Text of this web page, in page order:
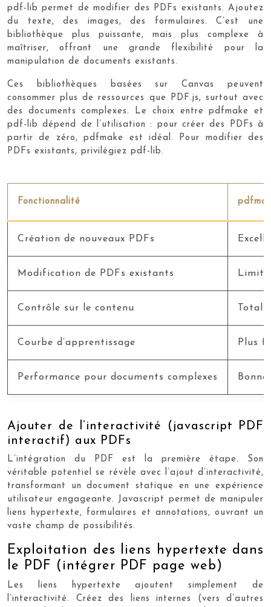
pdf-lib permet de modifier des PDFs existants. Ajoutez
du texte, des images, des formulaires. C’est une
bibliothèque plus puissante, mais plus complexe à
maîtriser, offrant une grande flexibilité pour la
manipulation de documents existants.
Ces bibliothèques basées sur Canvas peuvent
consommer plus de ressources que PDF.js, surtout avec
des documents complexes. Le choix entre pdfmake et
pdf-lib dépend de l’utilisation : pour créer des PDFs à
partir de zéro, pdfmake est idéal. Pour modifier des
PDFs existants, privilégiez pdf-lib.
Fonctionnalité
Création de nouveaux PDFs
Modification de PDFs existants
Contrôle sur le contenu Total
Courbe d’apprentissage Plus
Performance pour documents complexes Bonne
Ajouter de l’interactivité (javascript PDF
interactif) aux PDFs
L’intégration du PDF est la première étape. Son
véritable potentiel se révèle avec l’ajout d’interactivité,
transformant un document statique en une expérience
utilisateur engageante. Javascript permet de manipuler
liens hypertexte, formulaires et annotations, ouvrant un
vaste champ de possibilités.
Exploitation des liens hypertexte dans
le PDF (intégrer PDF page web)
Les liens hypertexte ajoutent simplement de
l’interactivité. Créez des liens internes (vers d’autres